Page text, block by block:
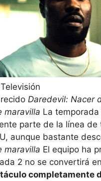
Daredevil: Nacer
maravilla La
parte de la línea de
aunque bastante
maravilla El equipo ha
2 no se convertirá
completamente